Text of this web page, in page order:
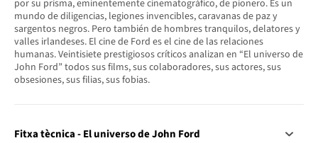
por su prisma, eminentemente cinematográfico, de pionero. Es un
mundo de diligencias, legiones invencibles, caravanas de paz y
sargentos negros. Pero también de hombres tranquilos, delatores y
valles irlandeses. El cine de Ford es el cine de las relaciones
humanas. Veintisiete prestigiosos críticos analizan en “El universo de
John Ford” todos sus films, sus colaboradores, sus actores, sus
obsesiones, sus filias, sus fobias.
Fitxa tècnica - El universo de John Ford